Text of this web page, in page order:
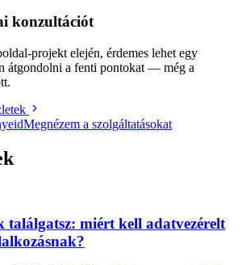
konzultációt
projekt elején, érdemes lehet egy
átgondolni a fenti pontokat — még a
Megnézem a szolgáltatásokat
találgatsz: miért kell adatvezérelt